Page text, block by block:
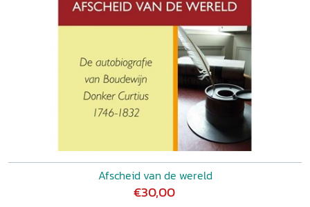
Afscheid van de wereld
€30,00